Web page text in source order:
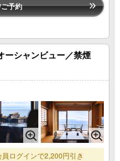
予約
ーシャンビュー／禁煙
ログインで2,200円引き